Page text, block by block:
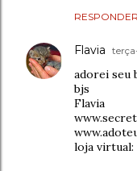
RESPONDER
Flavia
adorei seu
bjs
Flavia
loja virtual: